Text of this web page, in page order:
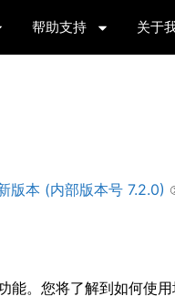
帮助支持 关于
版本 (内部版本号 7.2.0)
能。您将了解到如何使